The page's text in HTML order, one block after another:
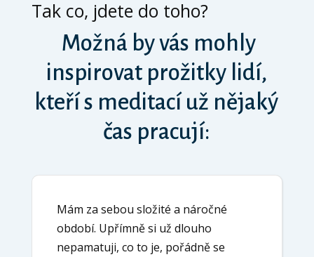
Tak co, jdete do toho?
Možná by vás mohly
inspirovat prožitky lidí,
kteří s meditací už nějaký
čas pracují:
Mám za sebou složité a náročné
období. Upřímně si už dlouho
nepamatuji, co to je, pořádně se